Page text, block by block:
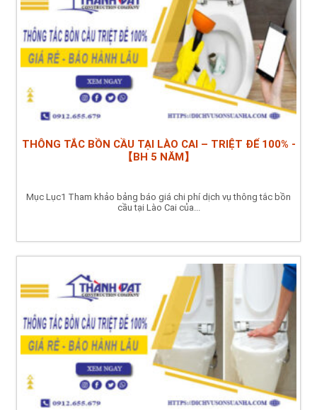
THÔNG TẮC BỒN CẦU TẠI LÀO CAI – TRIỆT ĐỂ 100% -
【BH 5 NĂM】
Mục Lục1 Tham khảo bảng báo giá chi phí dịch vụ thông tắc bồn
cầu tại Lào Cai của...